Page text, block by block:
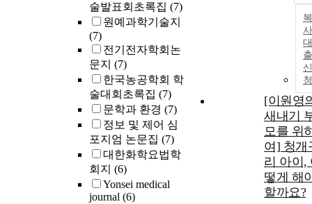
술발표회초록집 (7)
원예과학기술지
(7)
전기전자학회논
문지 (7)
한국농공학회 학
술대회초록집 (7)
문학과 환경 (7)
정보 및 제어 심
포지엄 논문집 (7)
대한화학요법학
회지 (6)
Yonsei medical
journal (6)
복
대
출
신
청
[이원영
새내기
모를 위
여] 청개
리 아이,
떻게 해
할까요?